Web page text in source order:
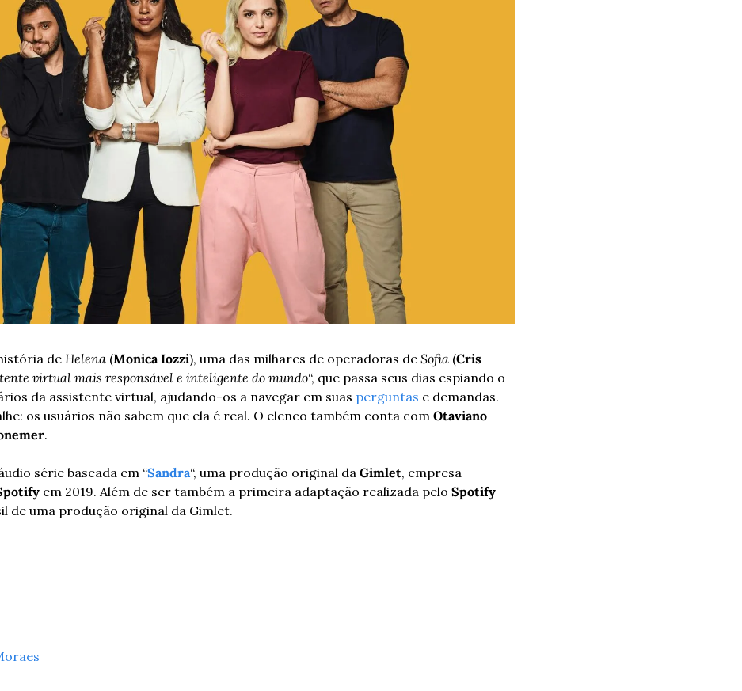
de Helena (Monica Iozzi), uma das milhares de operadoras de Sofia (Cris
virtual mais responsável e inteligente do mundo“, que passa seus dias espiando o
da assistente virtual, ajudando-os a navegar em suas perguntas e demandas.
os usuários não sabem que ela é real. O elenco também conta com Otaviano
.
série baseada em “Sandra“, uma produção original da Gimlet, empresa
em 2019. Além de ser também a primeira adaptação realizada pelo Spotify
de uma produção original da Gimlet.